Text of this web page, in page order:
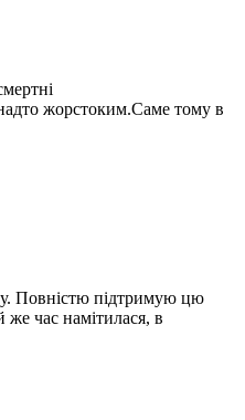
жорстоким.Саме тому в
Повністю підтримую цю
же час намітилася, в